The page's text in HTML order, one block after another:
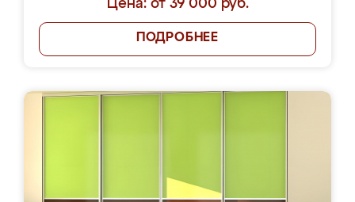
Цена: от 39 000 руб.
ПОДРОБНЕЕ